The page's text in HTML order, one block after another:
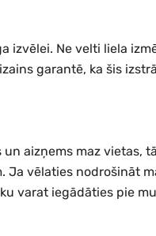
izvēlei. Ne velti liela
garantē, ka šis
aizņems maz vietas,
Ja vēlaties nodrošināt
varat iegādāties pie